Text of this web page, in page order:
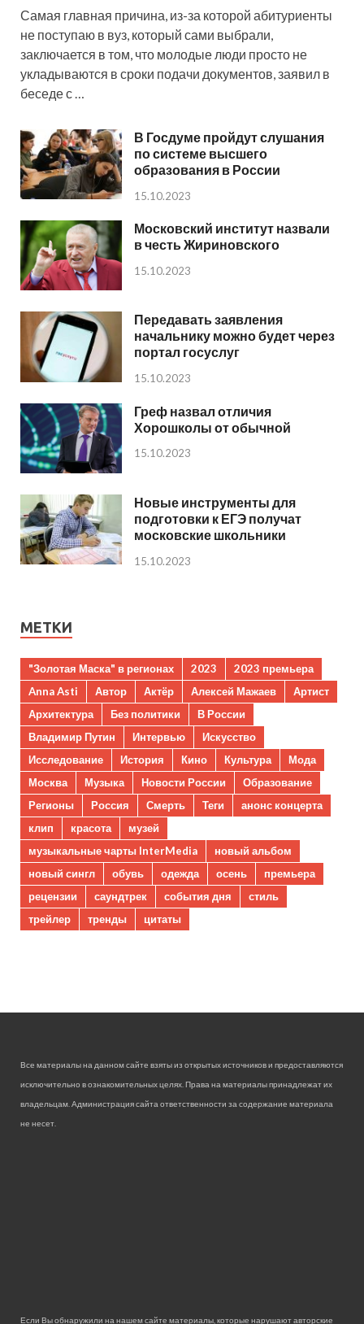
Самая главная причина, из-за которой абитуриенты
не поступаю в вуз, который сами выбрали,
заключается в том, что молодые люди просто не
укладываются в сроки подачи документов, заявил в
беседе с …
В Госдуме пройдут слушания
по системе высшего
образования в России
15.10.2023
Московский институт назвали
в честь Жириновского
15.10.2023
Передавать заявления
начальнику можно будет через
портал госуслуг
15.10.2023
Греф назвал отличия
Хорошколы от обычной
15.10.2023
Новые инструменты для
подготовки к ЕГЭ получат
московские школьники
15.10.2023
МЕТКИ
"Золотая Маска" в регионах 2023
2023 премьера
Anna Asti
Автор Актёр Алексей Мажаев
Артист
Архитектура
Без политики
В России
Владимир Путин
Интервью
Искусство
Исследование
История Кино Культура
Мода
Москва
Музыка Новости России
Образование
Регионы
Россия Смерть Теги
анонс концерта
клип
красота
музей
музыкальные чарты InterMedia
новый альбом
новый сингл
обувь одежда осень
премьера
рецензии
саундтрек события дня
стиль
трейлер
тренды цитаты
Все материалы на данном сайте взяты из открытых источников и предоставляются
исключительно в ознакомительных целях. Права на материалы принадлежат их
владельцам. Администрация сайта ответственности за содержание материала
не несет.
Если Вы обнаружили на нашем сайте материалы, которые нарушают авторские